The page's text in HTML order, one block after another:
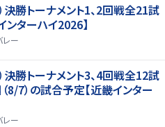
決勝トーナメント1、2回戦全21試
ンターハイ2026】
レー
決勝トーナメント3、4回戦全12試
8/7）の試合予定【近畿インター
レー